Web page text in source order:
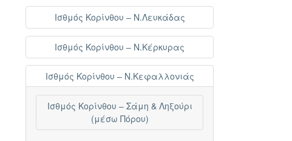
Ισθμός Κορίνθου – Ν.Λευκάδας
Ισθμός Κορίνθου – Ν.Κέρκυρας
Ισθμός Κορίνθου – Ν.Κεφαλλονιάς
Ισθμός Κορίνθου – Σάμη & Ληξούρι
(μέσω Πόρου)